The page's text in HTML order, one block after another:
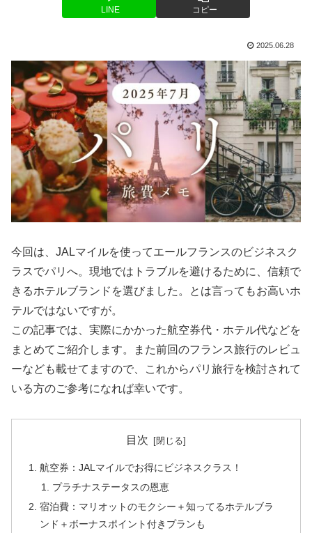
LINE コピー
2025.06.28
今回は、JALマイルを使ってエールフランスのビジネスク
ラスでパリへ。現地ではトラブルを避けるために、信頼で
きるホテルブランドを選びました。とは言ってもお高いホ
テルではないですが。
この記事では、実際にかかった航空券代・ホテル代などを
まとめてご紹介します。また前回のフランス旅行のレビュ
ーなども載せてますので、これからパリ旅行を検討されて
いる方のご参考になれば幸いです。
目次
航空券：JALマイルでお得にビジネスクラス！
プラチナステータスの恩恵
宿泊費：マリオットのモクシー＋知ってるホテルブラ
ンド＋ボーナスポイント付きプランも